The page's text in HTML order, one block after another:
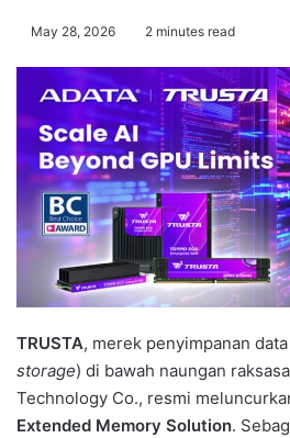
May 28, 2026 2 minutes read
TRUSTA, merek penyimpanan
storage) di bawah naungan
Technology Co., resmi
Extended Memory Solution.